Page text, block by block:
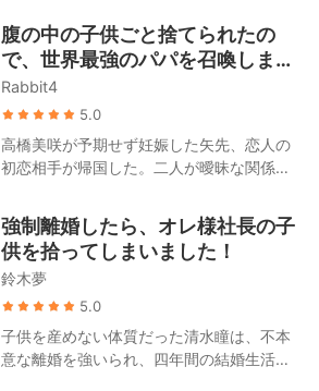
が利き妹を溺愛する腹黒社長、そして弟は
芸能界のドン。 そうそう……もう一人。
「芸能界で真面目にやらなければ実家の千
甘い「宿敵」の存在も忘れてはならない。
い、ひどく羞恥心を伴う検査まで受けるこ
とに。 しかし、夫の忘れられない想い人が
帰国したことで、吉瀬栞はすべてを悟る。
夫はずっとその女性のために貞操を守って
いたのだ。 離婚を切り出すと、夫は頑なに
同意しないばかりか、権力を持つ自身の叔
父に栞を引き合わせた。 その笑みを浮かべ
た瞳を見た瞬間、栞は呆然とする。 なんと
のすべてを見た「男性医師」だったのだ。
「離婚して彼に復讐したいか？」 夜、冷徹
で禁欲的なその男は、彼女を壁に押し当て
後になって身勝手な夫は跪き、「離婚して
初めて気づいた、愛しているのは君だった
腹の中の子供ごと捨てられたの
で、世界最強のパパを召喚しまし
た。
Rabbit4
5.0
高橋美咲が予期せず妊娠した矢先、恋人の
初恋相手が帰国した。二人が曖昧な関係を
る。 世間は口を揃えて言う。高橋家の「偽
の令嬢」である高橋優月は才能にあふれた
天上の明月であり、「真の令嬢」である高
橋美咲は取り柄のない泥に過ぎないと。 し
かし、高橋グループの背後で采配を振るっ
ている人物が美咲であることは、誰一人と
して知らなかった。 高橋家の面々が、人々
に羨望される著名なファッションデザイナ
強制離婚したら、オレ様社長の子
供を拾ってしまいました！
鈴木夢
5.0
子供を産めない体質だった清水瞳は、不本
意な離婚を強いられ、四年間の結婚生活に